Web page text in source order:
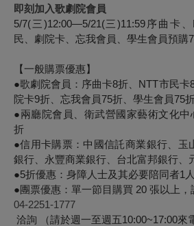
即刻加入歌劇院會員
5/7(三)12:00—5/21(三)11:59 序曲卡
民、劇院卡、忘我會員、學生會員預購
【一般購票優惠】
●歌劇院會員：序曲卡8折、NTT市民卡
院卡9折、忘我會員75折、學生會員75
●兩廳院會員、衛武營國家藝術文化
折
●信用卡購票：中國信託商業銀行、玉
銀行、永豐商業銀行、台北富邦銀行、
●5折優惠：身障人士及其必要陪同者1
●團票優惠：單一節目購買 20 張以上，
04-2251-1777
洽詢 （請於週一至週五10:00~17:00來